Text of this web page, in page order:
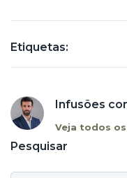
Etiquetas:
Infusões
Veja todos
Pesquisar